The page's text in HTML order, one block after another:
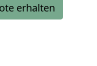
erhalten